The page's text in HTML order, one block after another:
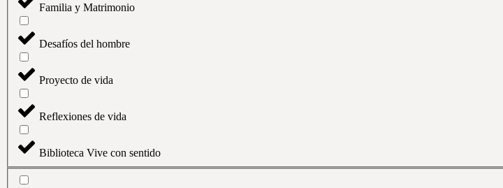
Familia y Matrimonio
Desafíos del hombre
Proyecto de vida
Reflexiones de vida
Biblioteca Vive con sentido